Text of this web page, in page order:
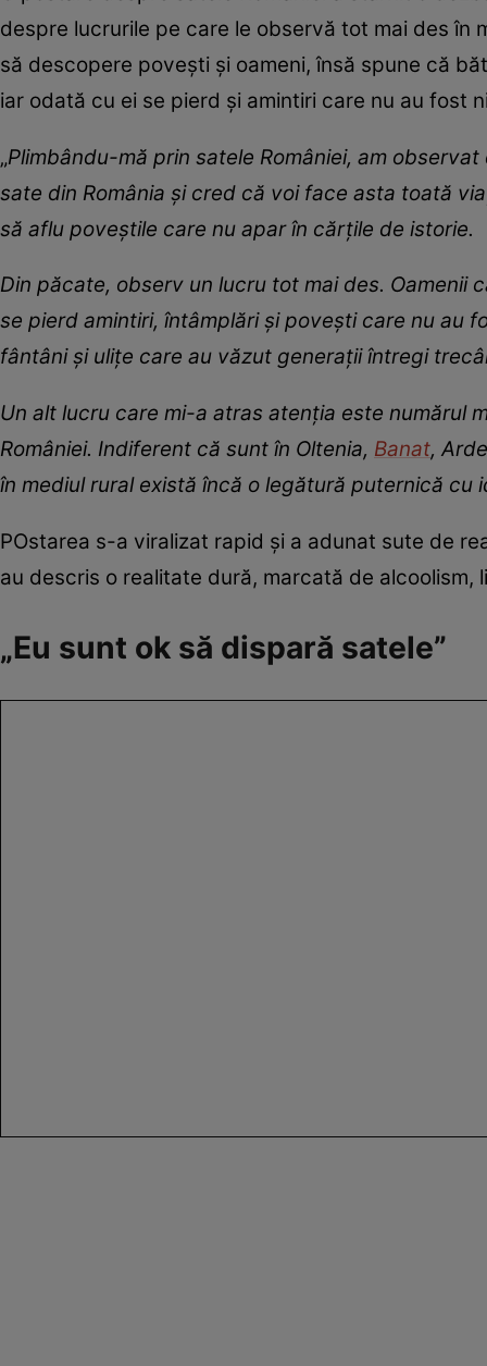
despre lucrurile pe care le observă tot mai des în
să descopere povești și oameni, însă spune că
iar odată cu ei se pierd și amintiri care nu au fost
„Plimbându-mă prin satele României, am
sate din România și cred că voi face asta toată
să aflu poveștile care nu apar în cărțile de istorie.
Din păcate, observ un lucru tot mai des.
se pierd amintiri, întâmplări și povești care nu au
fântâni și ulițe care au văzut generații întregi
Un alt lucru care mi-a atras atenția este numărul
României. Indiferent că sunt în Oltenia, Banat,
în mediul rural există încă o legătură puternică cu
POstarea s-a viralizat rapid și a adunat sute de
au descris o realitate dură, marcată de alcoolism,
„Eu sunt ok să dispară satele”